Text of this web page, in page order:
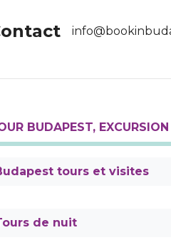
BUDAPEST,
tours et visites
de nuit